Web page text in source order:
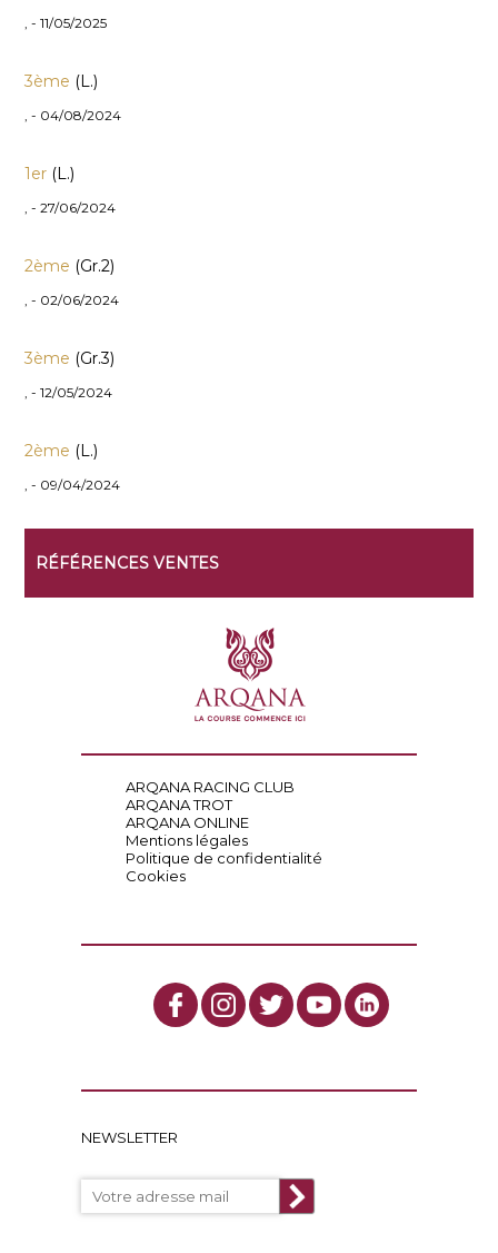
, - 11/05/2025
3ème (L.)
, - 04/08/2024
1er (L.)
, - 27/06/2024
2ème (Gr.2)
, - 02/06/2024
3ème (Gr.3)
, - 12/05/2024
2ème (L.)
, - 09/04/2024
RÉFÉRENCES VENTES
ARQANA RACING CLUB
ARQANA TROT
ARQANA ONLINE
Mentions légales
Politique de confidentialité
Cookies
NEWSLETTER